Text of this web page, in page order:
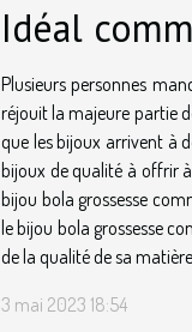
Idéal
Plusieurs personnes
réjouit la majeure partie
que les bijoux arrivent à
bijoux de qualité à offrir
bijou bola grossesse
le bijou bola grossesse
de la qualité de sa
3 mai 2023 18:54